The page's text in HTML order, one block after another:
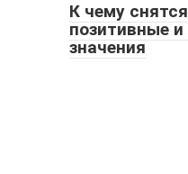
К чему
позитивные
значения